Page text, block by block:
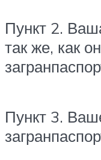
Пункт 2.
так же, как
Пункт 3.